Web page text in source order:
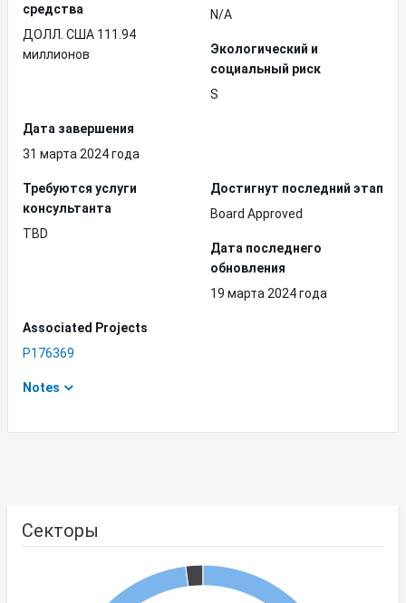
средства
ДОЛЛ. США 111.94
миллионов
N/A
Экологический и
социальный риск
S
Дата завершения
31 марта 2024 года
Требуются услуги
консультанта
TBD
Достигнут последний этап
Board Approved
Дата последнего
обновления
19 марта 2024 года
Associated Projects
P176369
Notes
Секторы